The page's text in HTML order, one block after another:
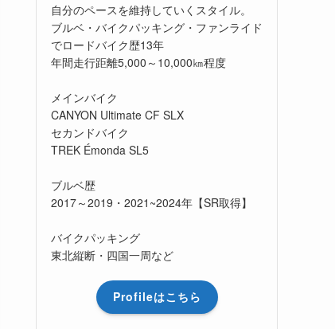
自分のペースを維持していくスタイル。
ブルベ・バイクパッキング・ファンライド
でロードバイク歴13年
年間走行距離5,000～10,000㎞程度
メインバイク
CANYON Ultimate CF SLX
セカンドバイク
TREK Émonda SL5
ブルベ歴
2017～2019・2021~2024年【SR取得】
バイクパッキング
東北縦断・四国一周など
Profileはこちら